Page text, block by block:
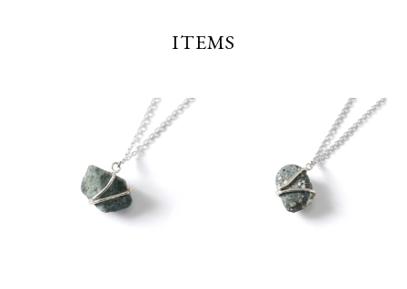
ITEMS